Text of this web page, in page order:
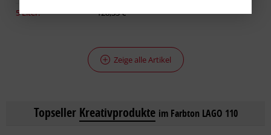
5 Liter:
128,33 €
Zeige alle Artikel
Topseller Kreativprodukte im Farbton LAGO 110